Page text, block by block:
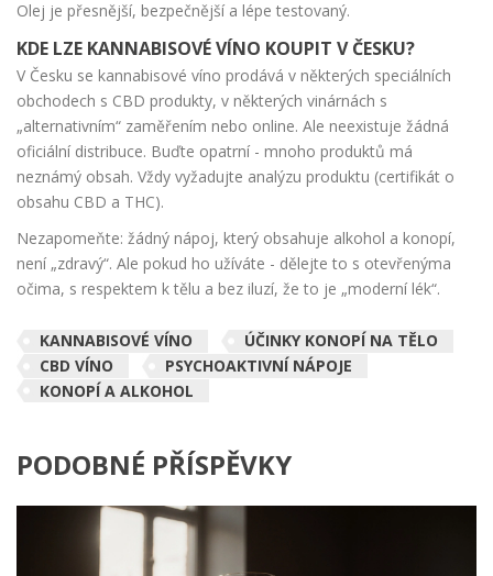
Olej je přesnější, bezpečnější a lépe testovaný.
KDE LZE KANNABISOVÉ VÍNO KOUPIT V ČESKU?
V Česku se kannabisové víno prodává v některých speciálních
obchodech s CBD produkty, v některých vinárnách s
„alternativním“ zaměřením nebo online. Ale neexistuje žádná
oficiální distribuce. Buďte opatrní - mnoho produktů má
neznámý obsah. Vždy vyžadujte analýzu produktu (certifikát o
obsahu CBD a THC).
Nezapomeňte: žádný nápoj, který obsahuje alkohol a konopí,
není „zdravý“. Ale pokud ho užíváte - dělejte to s otevřenýma
očima, s respektem k tělu a bez iluzí, že to je „moderní lék“.
KANNABISOVÉ VÍNO
ÚČINKY KONOPÍ NA TĚLO
CBD VÍNO
PSYCHOAKTIVNÍ NÁPOJE
KONOPÍ A ALKOHOL
PODOBNÉ PŘÍSPĚVKY